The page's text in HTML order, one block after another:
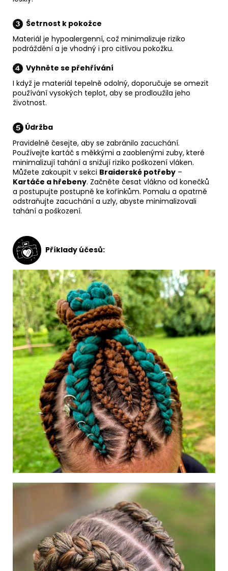
Šetrnost k pokožce
Materiál je hypoalergenní, což minimalizuje riziko
podráždění a je vhodný i pro citlivou pokožku.
Vyhněte se přehřívání
I když je materiál tepelně odolný, doporučuje se omezit
používání vysokých teplot, aby se prodloužila jeho
životnost.
Údržba
Pravidelně česejte, aby se zabránilo zacuchání.
Používejte kartáč s měkkými a zaoblenými zuby, které
minimalizují tahání a snižují riziko poškození vláken.
Můžete zakoupit v sekci Braiderské potřeby –
Kartáče a hřebeny. Začněte česat vlákno od konečků
a postupujte postupně ke kořínkům. Pomalu a opatrně
odstraňujte zacuchání a uzly, abyste minimalizovali
tahání a poškození.
Příklady účesů: